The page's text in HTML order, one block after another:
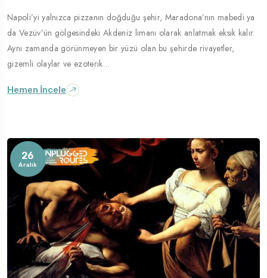
Roma
Napoli’yi yalnızca pizzanın doğduğu şehir, Maradona’nın mabedi ya
da Vezüv’ün gölgesindeki Akdeniz limanı olarak anlatmak eksik kalır.
Aynı zamanda görünmeyen bir yüzü olan bu şehirde rivayetler,
gizemli olaylar ve ezoterik…
Hemen İncele
26
Aralık